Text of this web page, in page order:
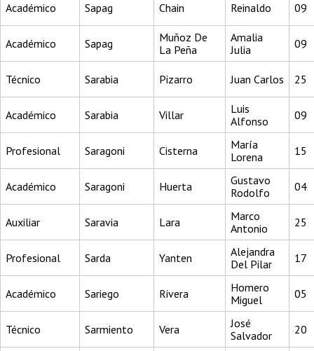
Académico Sapag Chain Reinaldo 09
Académico Sapag
Muñoz De
La Peña
Amalia
Julia
09
Técnico Sarabia Pizarro Juan Carlos 25
Académico Sarabia Villar
Luis
Alfonso
09
Profesional Saragoni Cisterna
María
Lorena
15
Académico Saragoni Huerta
Gustavo
Rodolfo
04
Auxiliar Saravia Lara
Marco
Antonio
25
Profesional Sarda Yanten
Alejandra
Del Pilar
17
Académico Sariego Rivera
Homero
Miguel
05
Técnico Sarmiento Vera
José
Salvador
20